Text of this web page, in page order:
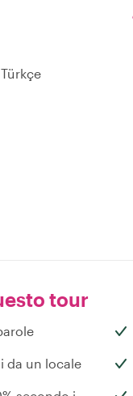
tour
da un locale